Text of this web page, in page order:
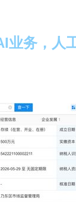
务，人